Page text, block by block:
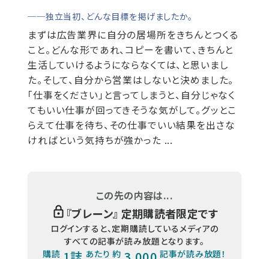
──独立当初、どんな目標を掲げましたか。
まずは広告業界に自分の居場所をきちんとつくる
こと。どんな形であれ、コピーを書いて、きちんと
生活していけるようにならなくては、と思いまし
た。そして、自分から営業はしないと決めました。
「仕事をください」と言ってしまうと、自分じゃなく
てもいい仕事が回ってきそうな気がして。グッとこ
らえて仕事を待ち、その仕事でいい結果を出さな
ければという気持ちが強かった ...
この先の内容は...
『ブレーン』 定期購読者限定です
ログインすると、定期購読しているメディアの
すべての記事が読み放題となります。
購読
あたり 約 記事が読み放題！